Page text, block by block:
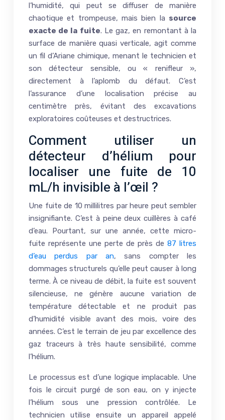
l’humidité, qui peut se diffuser de manière
chaotique et trompeuse, mais bien la source
exacte de la fuite. Le gaz, en remontant à la
surface de manière quasi verticale, agit comme
un fil d’Ariane chimique, menant le technicien et
son détecteur sensible, ou « renifleur »,
directement à l’aplomb du défaut. C’est
l’assurance d’une localisation précise au
centimètre près, évitant des excavations
exploratoires coûteuses et destructrices.
Comment utiliser un
détecteur d’hélium pour
localiser une fuite de 10
mL/h invisible à l’œil ?
Une fuite de 10 millilitres par heure peut sembler
insignifiante. C’est à peine deux cuillères à café
d’eau. Pourtant, sur une année, cette micro-
fuite représente une perte de près de 87 litres
d’eau perdus par an, sans compter les
dommages structurels qu’elle peut causer à long
terme. À ce niveau de débit, la fuite est souvent
silencieuse, ne génère aucune variation de
température détectable et ne produit pas
d’humidité visible avant des mois, voire des
années. C’est le terrain de jeu par excellence des
gaz traceurs à très haute sensibilité, comme
l’hélium.
Le processus est d’une logique implacable. Une
fois le circuit purgé de son eau, on y injecte
l’hélium sous une pression contrôlée. Le
technicien utilise ensuite un appareil appelé